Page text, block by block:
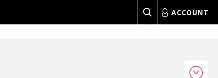
ACCOUNT